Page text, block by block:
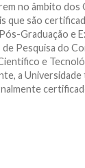
no âmbito dos
que são
Graduação e
Pesquisa do
e
a Universidade